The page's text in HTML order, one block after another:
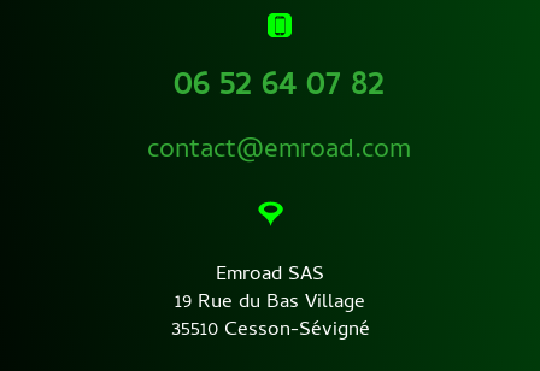
06 52 64 07 82
contact@emroad.com
Emroad SAS
19 Rue du Bas Village
35510 Cesson-Sévigné